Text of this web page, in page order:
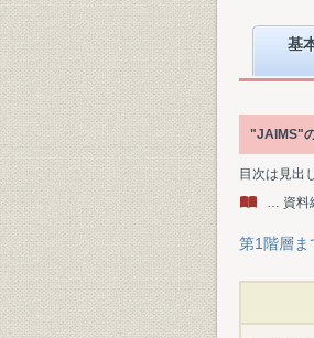
基
"JAIMS"
目次は見出
… 資料
第1階層ま